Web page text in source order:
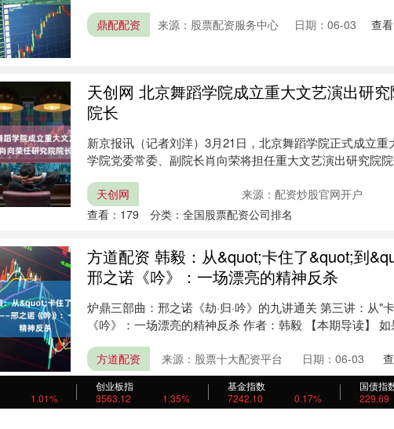
鼎配配资 来源：股票配资服务中心 日期：06-03 查
天创网 北京舞蹈学院成立重大文艺演出研
院长
新京报讯（记者刘洋）3月21日，北京舞蹈学院正式成立
学院党委常委、副院长肖向荣将担任重大文艺演出研究院
天创网 来源：配资炒股官网开户
查看： 179 分类： 全国股票配资公司排名
方道配资 韩毅：从&quot;卡住了&quot;到
邢之诺《吟》：一场漂亮的精神反杀
炉鼎三部曲：邢之诺《劫·归·吟》的九讲通关 第三讲：从
《吟》：一场漂亮的精神反杀 作者：韩毅 【本期导读】
方道配资 来源：股票十大配资平台 日期：06-03
双融配资 九州通：关于子公司盐酸倍他司
1.01%
创业板指
3563.12
1.35%
基金指数
7242.10
0.17%
国债指
229.69